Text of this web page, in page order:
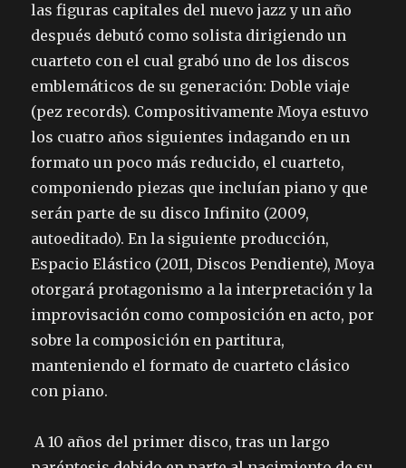
las figuras capitales del nuevo jazz y un año
después debutó como solista dirigiendo un
cuarteto con el cual grabó uno de los discos
emblemáticos de su generación: Doble viaje
(pez records). Compositivamente Moya estuvo
los cuatro años siguientes indagando en un
formato un poco más reducido, el cuarteto,
componiendo piezas que incluían piano y que
serán parte de su disco Infinito (2009,
autoeditado). En la siguiente producción,
Espacio Elástico (2011, Discos Pendiente), Moya
otorgará protagonismo a la interpretación y la
improvisación como composición en acto, por
sobre la composición en partitura,
manteniendo el formato de cuarteto clásico
con piano.
A 10 años del primer disco, tras un largo